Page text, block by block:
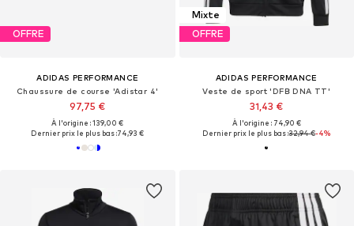
OFFRE
ADIDAS PERFORMANCE
Chaussure de course 'Adistar 4'
97,75 €
À l'origine : 139,00 €
Dernier prix le plus bas :74,93 €
Mixte
OFFRE
ADIDAS PERFORMANCE
Veste de sport 'DFB DNA TT'
31,43 €
À l'origine : 74,90 €
Dernier prix le plus bas :32,94 €-4%